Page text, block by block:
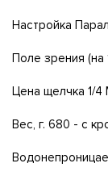
Настройка
Поле зрения (на
Цена щелчка 1/4
Вес, г. 680 - с